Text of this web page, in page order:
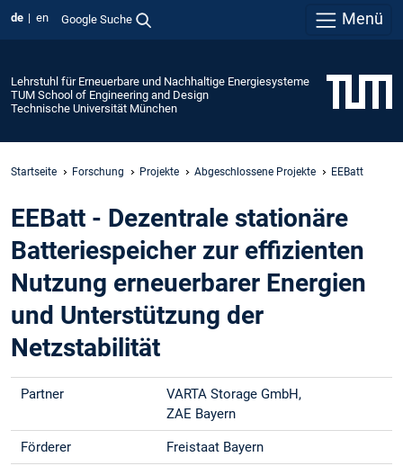
de en Google Suche Menü
Lehrstuhl für Erneuerbare und Nachhaltige Energiesysteme
TUM School of Engineering and Design
Technische Universität München
Startseite Forschung Projekte Abgeschlossene Projekte EEBatt
EEBatt - Dezentrale stationäre
Batteriespeicher zur effizienten
Nutzung erneuerbarer Energien
und Unterstützung der
Netzstabilität
Partner
VARTA Storage GmbH,
ZAE Bayern
Förderer Freistaat Bayern